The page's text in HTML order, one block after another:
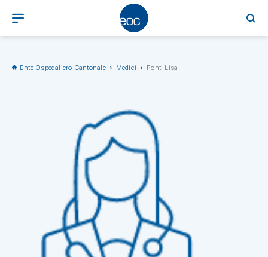
Ente Ospedaliero Cantonale Medici Ponti Lisa